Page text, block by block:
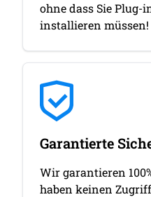
ohne dass Sie Plug-
installieren müssen!
Garantierte
Wir garantieren
haben keinen